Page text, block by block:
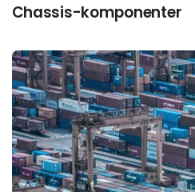
Chassis-komponenter